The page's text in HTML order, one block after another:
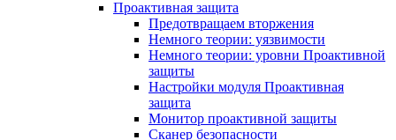
Проактивная защита
Предотвращаем вторжения
Немного теории: уязвимости
Немного теории: уровни Проактивной
защиты
Настройки модуля Проактивная
защита
Монитор проактивной защиты
Сканер безопасности